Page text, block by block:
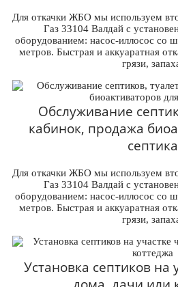
Для откачки ЖБО мы используем
Газ 33104 Валдай с
оборудованием: насос-иллосос со
метров. Быстрая и аккуаратная
грязи,
Обслуживание
кабинок, продажа
септика
Для откачки ЖБО мы используем
Газ 33104 Валдай с
оборудованием: насос-иллосос со
метров. Быстрая и аккуаратная
грязи,
Установка септиков на